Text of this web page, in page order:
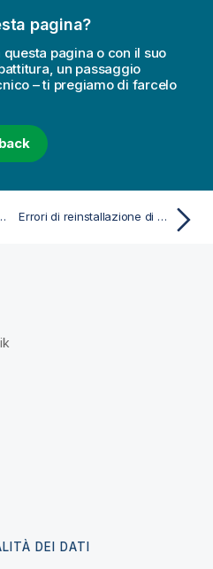
pagina?
pagina o con il suo
un passaggio
– ti pregiamo di farcelo
nei report Errori di reinstallazione di Qlik NPrinting
DEI DATI